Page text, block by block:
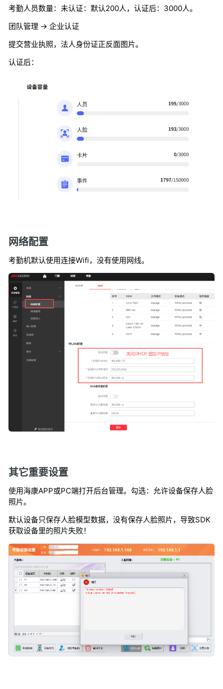
考勤人员数量：未认证：默认200人，认证后：3000人。
团队管理 -> 企业认证
提交营业执照，法人身份证正反面图片。
认证后：
网络配置
考勤机默认使用连接Wifi，没有使用网线。
其它重要设置
使用海康APP或PC端打开后台管理。勾选：允许设备保存人脸
照片。
默认设备只保存人脸模型数据，没有保存人脸照片，导致SDK
获取设备里的照片失败！